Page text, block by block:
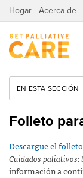
Hogar Acerca de
EN ESTA SECCIÓN
Folleto
Descargue el
Cuidados paliativos:
información a